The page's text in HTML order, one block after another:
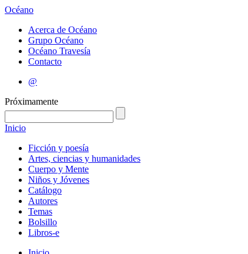
Océano
Acerca de Océano
Grupo Océano
Océano Travesía
Contacto
@
Próximamente
Inicio
Ficción y poesía
Artes, ciencias y humanidades
Cuerpo y Mente
Niños y Jóvenes
Catálogo
Autores
Temas
Bolsillo
Libros-e